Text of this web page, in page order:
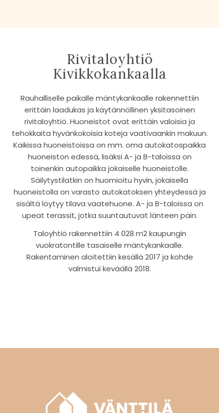
Rivitaloyhtiö
Kivikkokankaalla
Rauhalliselle paikalle mäntykankaalle rakennettiin
erittäin laadukas ja käytännöllinen yksitasoinen
rivitaloyhtiö. Huoneistot ovat erittäin valoisia ja
tehokkaita hyvänkokoisia koteja vaativaankin makuun.
Kaikissa huoneistoissa on mm. oma autokatospaikka
huoneiston edessä, lisäksi A- ja B-taloissa on
toinenkin autopaikka jokaiselle huoneistolle.
Säilytystilatkin on huomioitu hyvin, jokaisella
huoneistolla on varasto autokatoksen yhteydessä ja
sisältä löytyy tilava vaatehuone. A- ja B-taloissa on
upeat terassit, jotka suuntautuvat länteen päin.
Taloyhtiö rakennettiin 4 028 m2 kaupungin
vuokratontille tasaiselle mäntykankaalle.
Rakentaminen aloitettiin kesällä 2017 ja kohde
valmistui keväällä 2018.